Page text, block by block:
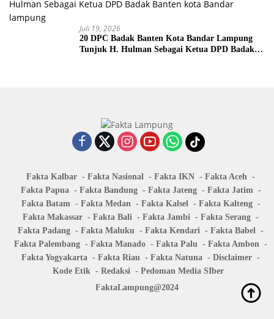
Juli 19, 2026
20 DPC Badak Banten Kota Bandar Lampung
Tunjuk H. Hulman Sebagai Ketua DPD Badak
Fakta Kalbar Fakta Nasional Fakta IKN
Fakta Aceh
Fakta Papua
Fakta Bandung Fakta Jateng
Fakta Jatim
Fakta Batam
Fakta Medan Fakta Kalsel
Fakta Kalteng
Fakta Makassar
Fakta Bali Fakta Jambi
Fakta Serang
Fakta Padang
Fakta Maluku Fakta Kendari
Fakta Babel
Fakta Palembang
Fakta Manado Fakta Palu
Fakta Ambon
Fakta Yogyakarta
Fakta Riau Fakta Natuna
Disclaimer
Kode Etik
Redaksi
Pedoman Media SIber
FaktaLampung@2024